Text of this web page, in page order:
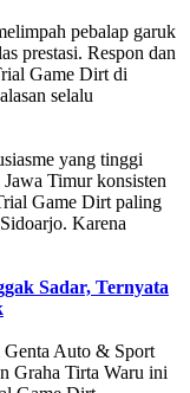
pebalap garuk
prestasi. Respon dan
Game Dirt di
selalu
yang tinggi
Timur konsisten
Game Dirt paling
Karena
Sadar, Ternyata
Genta Auto & Sport
Graha Tirta Waru ini